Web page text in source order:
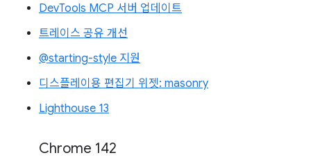
DevTools MCP 서버 업데이트
트레이스 공유 개선
@starting-style 지원
디스플레이용 편집기 위젯: masonry
Lighthouse 13
Chrome 142